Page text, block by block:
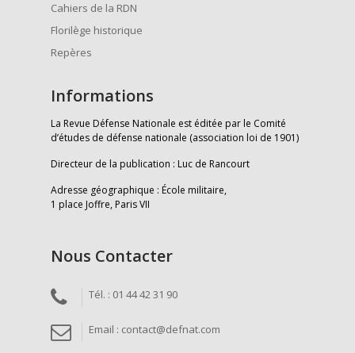
Cahiers de la RDN
Florilège historique
Repères
Informations
La Revue Défense Nationale est éditée par le Comité
d’études de défense nationale (association loi de 1901)
Directeur de la publication : Luc de Rancourt
Adresse géographique : École militaire,
1 place Joffre, Paris VII
Nous Contacter
Tél. : 01 44 42 31 90
Email : contact@defnat.com